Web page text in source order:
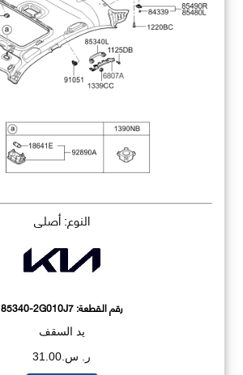
النوع: أصلي
رقم القطعة:85340-2G010J7
يد السقف
ر. س.31.00